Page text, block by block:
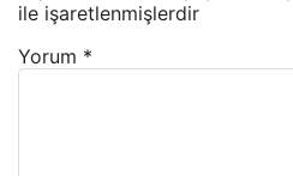
ile işaretlenmişlerdir
Yorum *